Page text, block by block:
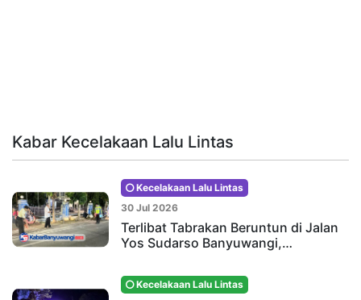
Kabar Kecelakaan Lalu Lintas
Kecelakaan Lalu Lintas
30 Jul 2026
Terlibat Tabrakan Beruntun di Jalan
Yos Sudarso Banyuwangi,…
Kecelakaan Lalu Lintas